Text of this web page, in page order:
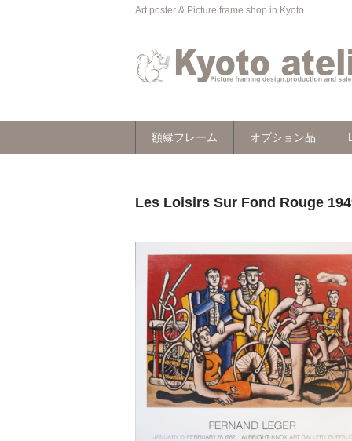
Art poster & Picture frame shop in Kyoto
額縁フレーム オプション品
Les Loisirs Sur Fond Rouge